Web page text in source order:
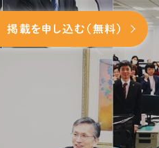
掲載を申し込む（無料）